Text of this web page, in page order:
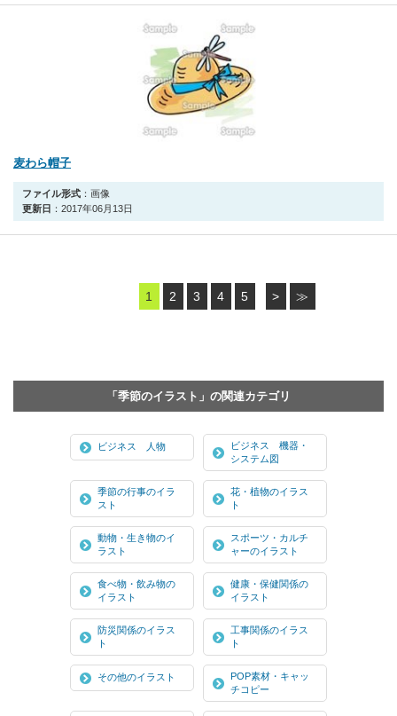
麦わら帽子
ファイル形式 ：画像
更新日 ：2017年06月13日
1 2 3 4 5 > ≫
「季節のイラスト」の関連カテゴリ
ビジネス 人物
ビジネス 機器・
システム図
季節の行事のイラ
スト
花・植物のイラス
ト
動物・生き物のイ
ラスト
スポーツ・カルチ
ャーのイラスト
食べ物・飲み物の
イラスト
健康・保健関係の
イラスト
防災関係のイラス
ト
工事関係のイラス
ト
その他のイラスト
POP素材・キャッ
チコピー